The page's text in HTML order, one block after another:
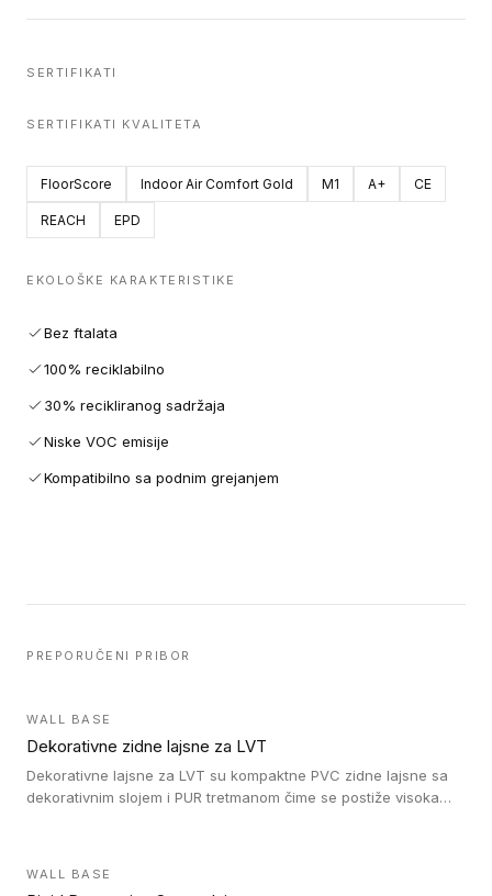
SERTIFIKATI
SERTIFIKATI KVALITETA
FloorScore Indoor Air Comfort Gold M1 A+ CE
REACH EPD
EKOLOŠKE KARAKTERISTIKE
Bez ftalata
100% reciklabilno
30% recikliranog sadržaja
Niske VOC emisije
Kompatibilno sa podnim grejanjem
PREPORUČENI PRIBOR
WALL BASE
Dekorativne zidne lajsne za LVT
Dekorativne lajsne za LVT su kompaktne PVC zidne lajsne sa
dekorativnim slojem i PUR tretmanom čime se postiže visoka
WALL BASE